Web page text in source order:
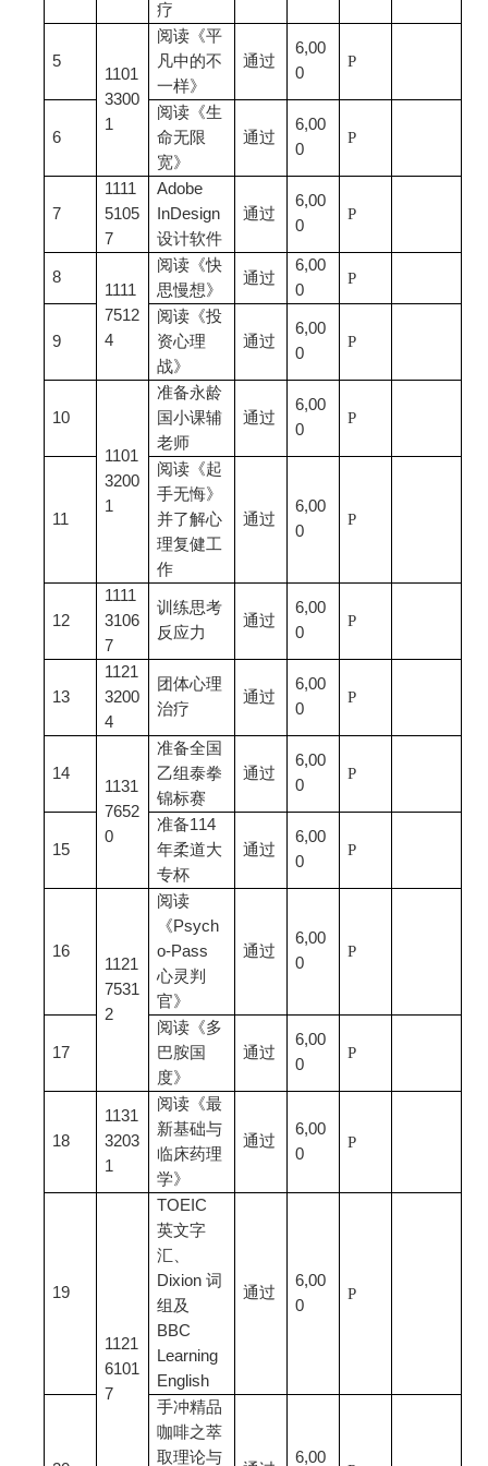
疗
5
1101
3300
1
阅读《平
凡中的不
一样》
通过
6,00
0
P
6
阅读《生
命无限
宽》
通过
6,00
0
P
7
1111
5105
7
Adobe
InDesign
设计软件
通过
6,00
0
P
8
1111
7512
4
阅读《快
思慢想》
通过
6,00
0
P
9
阅读《投
资心理
战》
通过
6,00
0
P
10
1101
3200
1
准备永龄
国小课辅
老师
通过
6,00
0
P
11
阅读《起
手无悔》
并了解心
理复健工
作
通过
6,00
0
P
12
1111
3106
7
训练思考
反应力
通过
6,00
0
P
13
1121
3200
4
团体心理
治疗
通过
6,00
0
P
14
1131
7652
0
准备全国
乙组泰拳
锦标赛
通过
6,00
0
P
15
准备114
年柔道大
专杯
通过
6,00
0
P
16
1121
7531
2
阅读
《Psych
o-Pass
心灵判
官》
通过
6,00
0
P
17
阅读《多
巴胺国
度》
通过
6,00
0
P
18
1131
3203
1
阅读《最
新基础与
临床药理
学》
通过
6,00
0
P
19
1121
6101
7
TOEIC
英文字
汇、
Dixion 词
组及
BBC
Learning
English
通过
6,00
0
P
手冲精品
咖啡之萃
取理论与
6,00